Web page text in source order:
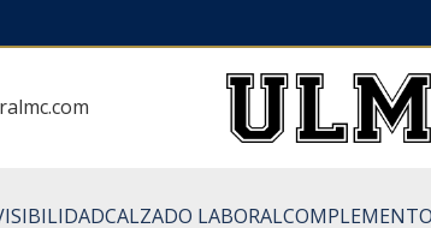
CALZADO LABORAL